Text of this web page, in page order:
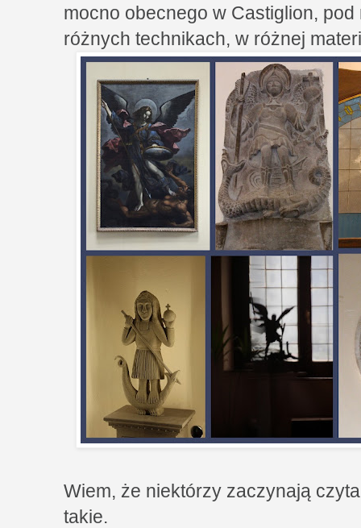
mocno obecnego w Castiglion,
różnych technikach, w różnej
Wiem, że niektórzy zaczynają
takie.